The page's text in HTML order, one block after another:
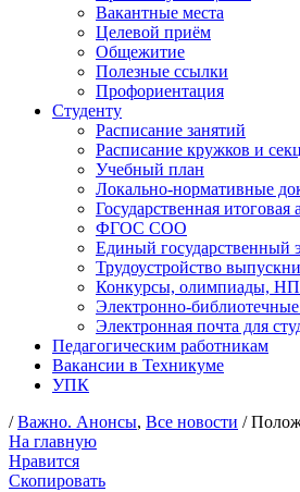
Вакантные места
Целевой приём
Общежитие
Полезные ссылки
Профориентация
Студенту
Расписание занятий
Расписание кружков и
Учебный план
Локально-нормативные
Государственная
ФГОС СОО
Единый государственный
Трудоустройство
Конкурсы, олимпиады,
Электронно-
Электронная почта для
Педагогическим работникам
Вакансии в Техникуме
УПК
/Важно. Анонсы, Все новости /
На главную
Нравится
Скопировать